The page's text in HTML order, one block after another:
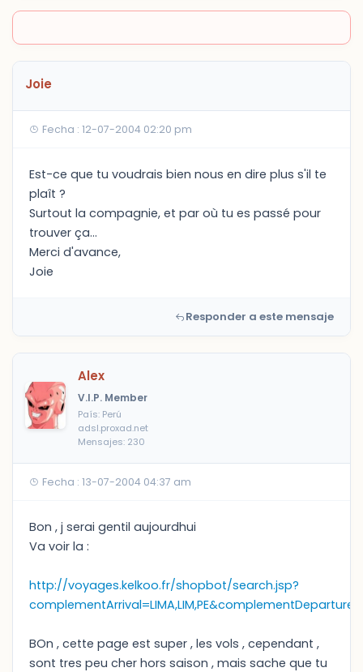
Joie
Fecha : 12-07-2004 02:20 pm
Est-ce que tu voudrais bien nous en dire plus s'il te
plaît ?
Surtout la compagnie, et par où tu es passé pour
trouver ça...
Merci d'avance,
Joie
Responder a este mensaje
Alex
V.I.P. Member
País: Perú
adsl.proxad.net
Mensajes: 230
Fecha : 13-07-2004 04:37 am
Bon , j serai gentil aujourdhui
Va voir la :
http://voyages.kelkoo.fr/shopbot/search.jsp?
BOn , cette page est super , les vols , cependant ,
sont tres peu cher hors saison , mais sache que tu